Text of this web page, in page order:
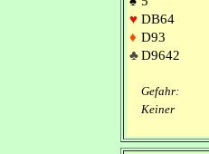
♥ DB64
♦ D93
♣D9642
Gefahr:
Keiner